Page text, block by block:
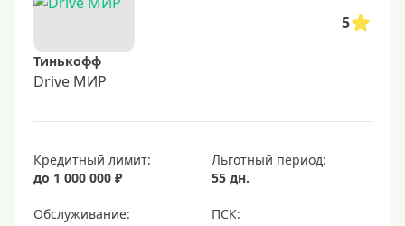
5
Тинькофф
Drive МИР
Кредитный лимит:
до 1 000 000 ₽
Льготный период:
55 дн.
Обслуживание: